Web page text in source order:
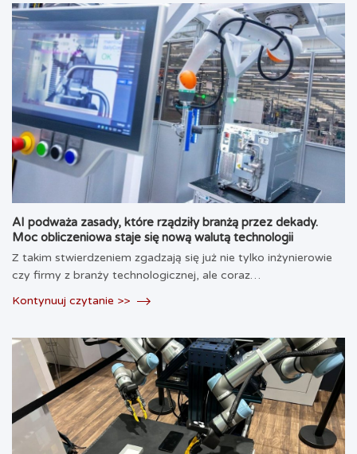
AI podważa zasady, które rządziły branżą przez dekady.
Moc obliczeniowa staje się nową walutą technologii
Z takim stwierdzeniem zgadzają się już nie tylko inżynierowie
czy firmy z branży technologicznej, ale coraz…
Kontynuuj czytanie >>